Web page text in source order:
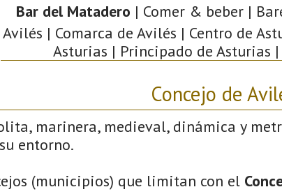
Bar del Matadero | Comer & beber |
Avilés | Comarca de Avilés | Centro de
Asturias | Principado de Asturias |
Concejo de
marinera, medieval, dinámica y
entorno.
(municipios) que limitan con el